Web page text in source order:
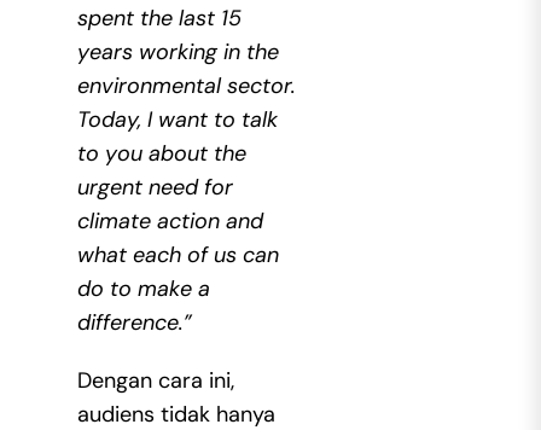
spent the last 15
years working in the
environmental sector.
Today, I want to talk
to you about the
urgent need for
climate action and
what each of us can
do to make a
difference.”
Dengan cara ini,
audiens tidak hanya